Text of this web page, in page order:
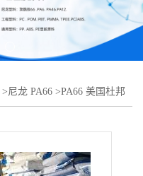
>尼龙 PA66 >PA66 美国杜邦